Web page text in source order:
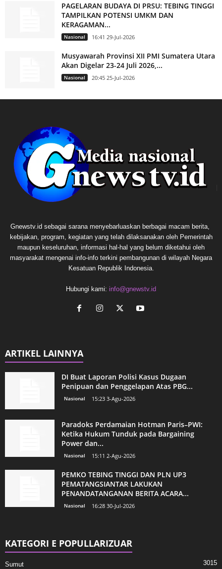
PAGELARAN BUDAYA DI PRSU: TEBING TINGGI
TAMPILKAN POTENSI UMKM DAN
KERAGAMAN...
Nasional 16:41 29-Jul-2026
Musyawarah Provinsi XII PMI Sumatera Utara
Akan Digelar 23-24 Juli 2026,...
Nasional 20:45 25-Jul-2026
Gnewstv.id sebagai sarana menyebarluaskan berbagai macam berita,
kebijakan, program, kegiatan yang telah dilaksanakan oleh Pemerintah
maupun keseluruhan, informasi hal-hal yang belum diketahui oleh
masyarakat mengenai info-info terkini pembangunan di wilayah Negara
Kesatuan Republik Indonesia.
Hubungi kami: info@gnewstv.id
ARTIKEL LAINNYA
DI Buat Laporan Polisi Kasus Dugaan
Penipuan dan Penggelapan Atas PBG...
Nasional 15:23 3-Agu-2026
Paradoks Perdamaian Hotman Paris–PWI:
Ketika Hukum Tunduk pada Bargaining
Power dan...
Nasional 15:11 2-Agu-2026
PEMKO TEBING TINGGI DAN PLN UP3
PEMATANGSIANTAR LAKUKAN
PENANDATANGANAN BERITA ACARA...
Nasional 16:28 30-Jul-2026
KATEGORI E POPULLARIZUAR
Sumut 3015